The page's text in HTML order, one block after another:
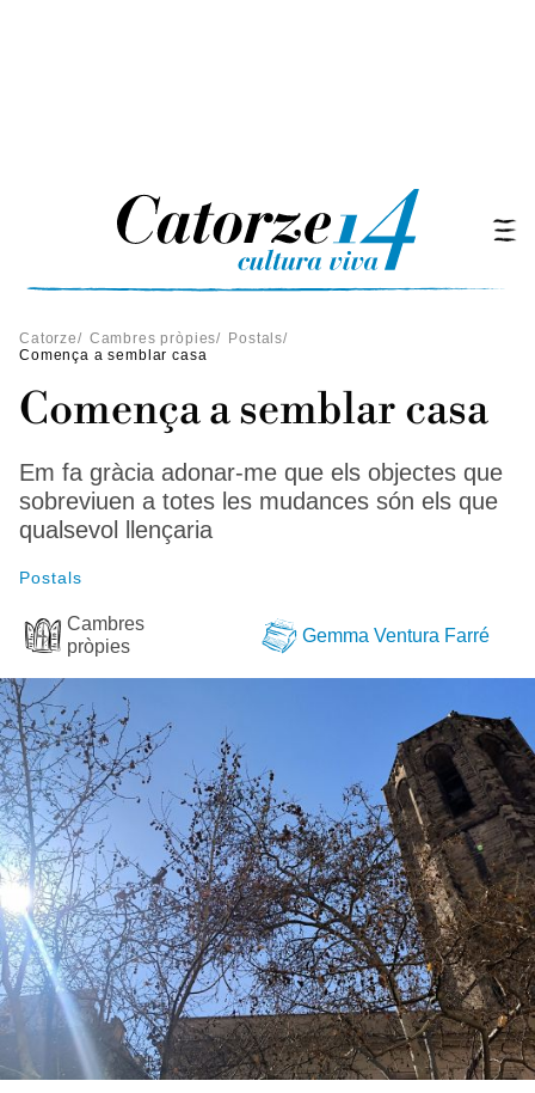
Catorze/ Cambres pròpies/ Postals/
Comença a semblar casa
Comença a semblar casa
Em fa gràcia adonar-me que els objectes que
sobreviuen a totes les mudances són els que
qualsevol llençaria
Postals
Cambres
pròpies
Gemma Ventura Farré